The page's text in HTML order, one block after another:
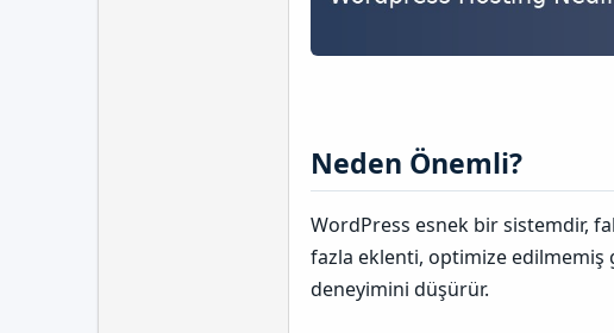
Neden Önemli?​
WordPress esnek bir sistemdir,
fazla eklenti, optimize edilmemiş
deneyimini düşürür.